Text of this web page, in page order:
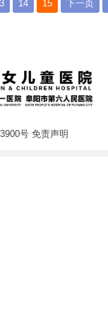
14 15 下一页
号 免责声明